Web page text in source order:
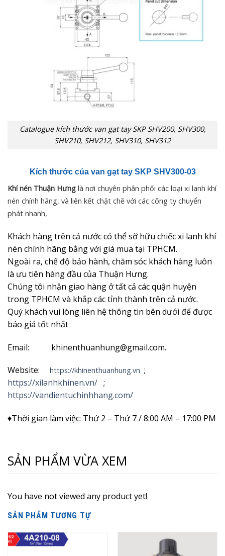
Catalogue kích thước van gạt tay SKP SHV200, SHV300,
SHV210, SHV212, SHV310, SHV312
Kích thước của van gạt tay SKP SHV300-03
Khí nén Thuận Hưng là nơi chuyên phân phối các loại xi lanh khí
nén chính hãng, và liên kết chặt chẽ với các công ty chuyển
phát nhanh,
Khách hàng trên cả nước có thể sỡ hữu chiếc xi lanh khí
nén chính hãng bằng với giá mua tại TPHCM.
Ngoài ra, chế độ bảo hành, chăm sóc khách hàng luôn
là ưu tiên hàng đầu của Thuận Hưng.
Chúng tôi nhận giao hàng ở tất cả các quận huyện
trong TPHCM và khắp các tỉnh thành trên cả nước.
Quý khách vui lòng liên hệ thông tin bên dưới để được
báo giá tốt nhất
Email: khinenthuanhung@gmail.com.
Website: https://khinenthuanhung.vn ;
https://xilanhkhinen.vn/ ;
https://vandientuchinhhang.com/
♦Thời gian làm việc: Thứ 2 – Thứ 7 / 8:00 AM – 17:00 PM
SẢN PHẨM VỪA XEM
You have not viewed any product yet!
SẢN PHẨM TƯƠNG TỰ